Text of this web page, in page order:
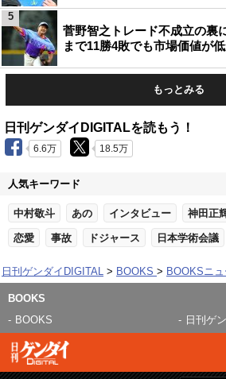
菅野智之トレード不成立の裏
まで11勝4敗でも市場価値が
5
もっとみる
日刊ゲンダイDIGITALを読もう！
6.6万 18.5万
人気キーワード
中村敬斗 あの インタビュー 神田正
恋愛 事故 ドジャース 日本学術会議
日刊ゲンダイDIGITAL BOOKS BOOKSニ
BOOKS
BOOKS
日刊ゲ